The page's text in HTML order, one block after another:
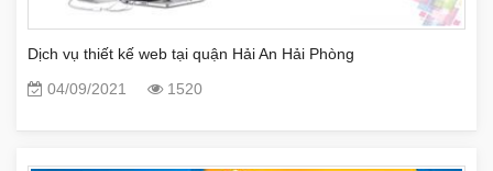
Dịch vụ thiết kế web tại quận Hải An Hải Phòng
04/09/2021
1520